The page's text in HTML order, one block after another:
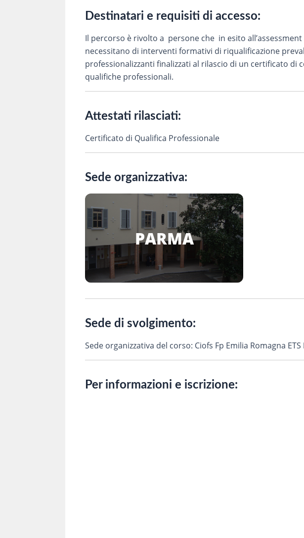
Destinatari e requisiti di accesso:
Il percorso è rivolto a persone che in esito
necessitano di interventi formativi di riqualificazione
professionalizzanti finalizzati al rilascio di un certificato di
qualifiche professionali.
Attestati rilasciati:
Certificato di Qualifica Professionale
Sede organizzativa:
PARMA
Sede di svolgimento:
Sede organizzativa del corso: Ciofs Fp Emilia Romagna
Per informazioni e iscrizione: